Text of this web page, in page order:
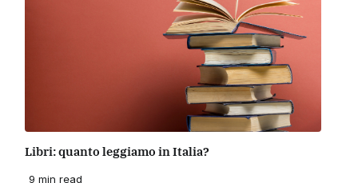
Libri: quanto leggiamo in Italia?
9 min read